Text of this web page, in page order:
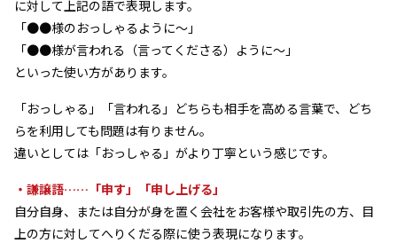
に対して上記の語で表現します。
「●●様のおっしゃるように～」
「●●様が言われる（言ってくださる）ように～」
といった使い方があります。
「おっしゃる」「言われる」どちらも相手を高める言葉で、どち
らを利用しても問題は有りません。
違いとしては「おっしゃる」がより丁寧という感じです。
・謙譲語……「申す」「申し上げる」
自分自身、または自分が身を置く会社をお客様や取引先の方、目
上の方に対してへりくだる際に使う表現になります。